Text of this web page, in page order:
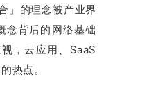
」的理念被产业界
念背后的网络基础
，云应用、SaaS
热点。